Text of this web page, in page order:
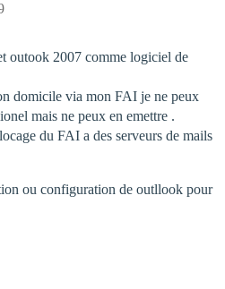
outook 2007 comme logiciel de
domicile via mon FAI je ne peux
mais ne peux en emettre .
du FAI a des serveurs de mails
ou configuration de outllook pour